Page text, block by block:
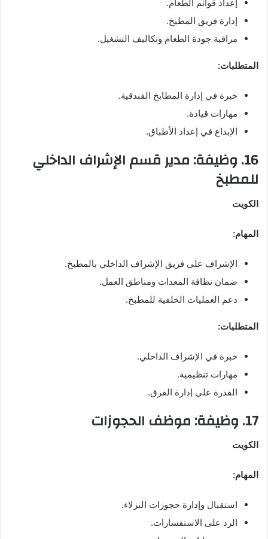
إعداد قوائم الطعام.
إدارة فريق المطبخ.
مراقبة جودة الطعام وتكاليف التشغيل.
المتطلبات:
خبرة في إدارة المطابخ الفندقية.
مهارات قيادة.
الإبداع في إعداد الأطباق.
16. وظيفة: مدير قسم الإشراف الداخلي
للمطبخ
الكويت
المهام:
الإشراف على فريق الإشراف الداخلي بالمطبخ.
ضمان نظافة المعدات ومناطق العمل.
دعم العمليات الخلفية للمطبخ.
المتطلبات:
خبرة في الإشراف الداخلي.
مهارات تنظيمية.
القدرة على إدارة الفرق.
17. وظيفة: موظف الحجوزات
الكويت
المهام:
استقبال وإدارة حجوزات النزلاء.
الرد على الاستفسارات.